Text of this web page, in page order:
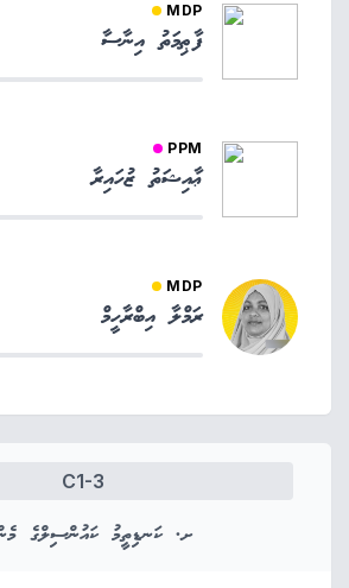
MDP
ފާޠިމަތު އިނާސާ
PPM
ޢާއިޝަތު ޒުހައިރާ
MDP
ރަމްލާ އިބްރާހީމް
C1-3
ށ. ކަނޑިތީމު ކައުންސިލްގެ